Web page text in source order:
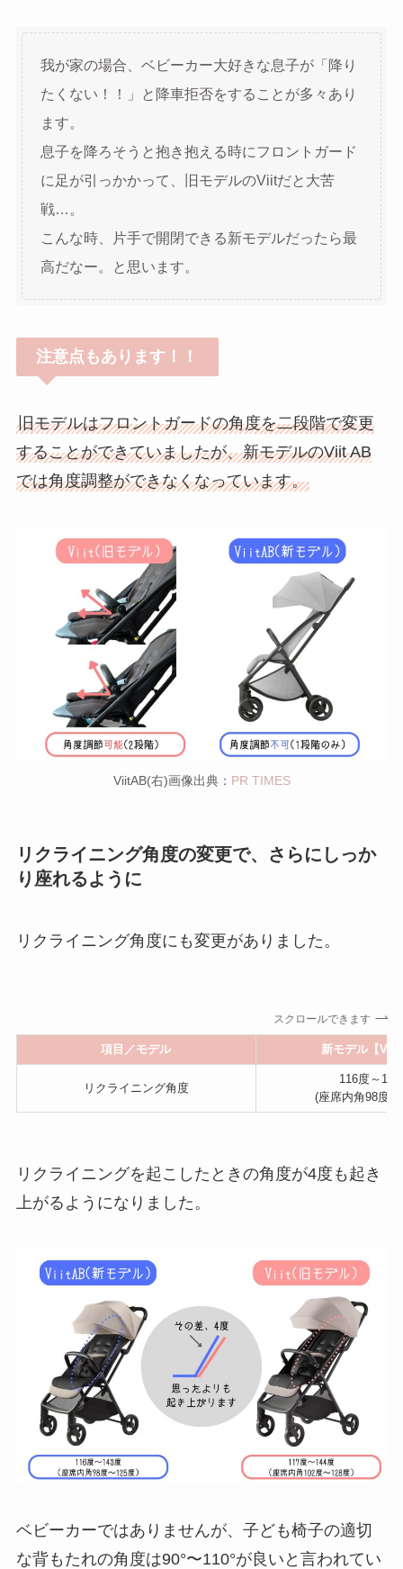
我が家の場合、ベビーカー大好きな息子が「降り
たくない！！」と降車拒否をすることが多々あり
ます。
息子を降ろそうと抱き抱える時にフロントガード
に足が引っかかって、旧モデルのViitだと大苦
戦…。
こんな時、片手で開閉できる新モデルだったら最
高だなー。と思います。
注意点もあります！！
旧モデルはフロントガードの角度を二段階で変更
することができていましたが、新モデルのViit AB
では角度調整ができなくなっています。
ViitAB(右)画像出典： PR TIMES
リクライニング角度の変更で、さらにしっか
り座れるように
リクライニング角度にも変更がありました。
スクロールできます
項目／モデル 新モデル【Viit
リクライニング角度
116度～143
(座席内角98度
リクライニングを起こしたときの角度が4度も起き
上がるようになりました。
ベビーカーではありませんが、子ども椅子の適切
な背もたれの角度は90°〜110°が良いと言われてい